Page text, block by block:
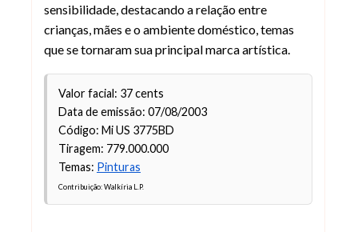
sensibilidade, destacando a relação entre
crianças, mães e o ambiente doméstico, temas
que se tornaram sua principal marca artística.
Valor facial: 37 cents
Data de emissão: 07/08/2003
Código: Mi US 3775BD
Tiragem: 779.000.000
Temas: Pinturas
Contribuição: Walkíria L.P.